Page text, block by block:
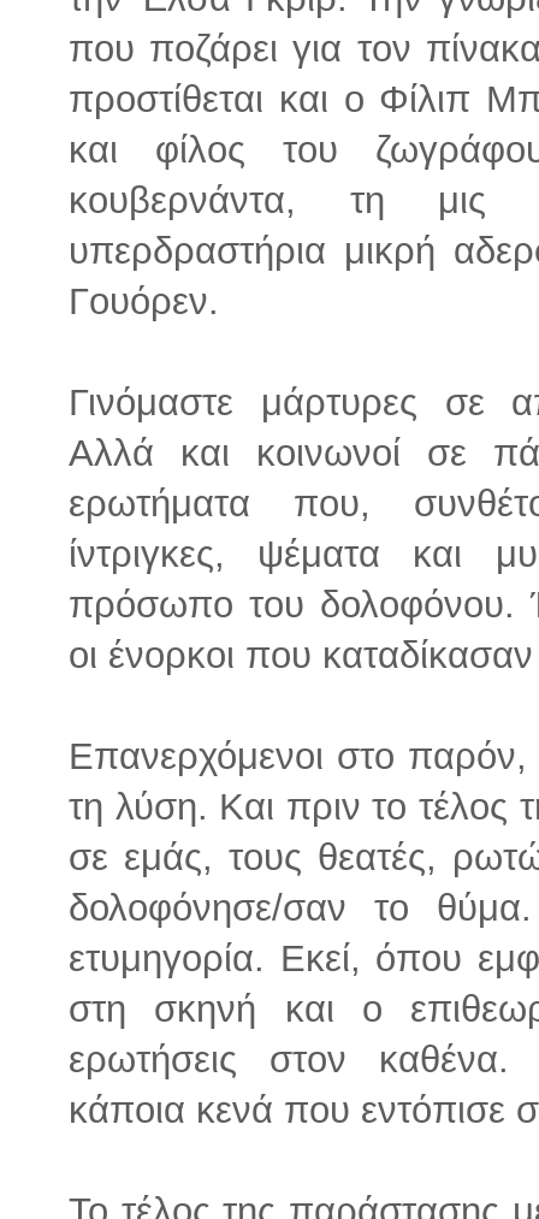
που ποζάρει για τον
προστίθεται και ο Φίλιπ
και φίλος του
κουβερνάντα, τη
υπερδραστήρια μικρή
Γουόρεν.
Γινόμαστε μάρτυρες σε
Αλλά και κοινωνοί σε
ερωτήματα που,
ίντριγκες, ψέματα και
πρόσωπο του δολοφόνου.
οι ένορκοι που
Επανερχόμενοι στο παρόν,
τη λύση. Και πριν το
σε εμάς, τους θεατές,
δολοφόνησε/σαν το θύμα.
ετυμηγορία. Εκεί, όπου
στη σκηνή και ο
ερωτήσεις στον καθένα.
κάποια κενά που εντόπισε
Το τέλος της παράστασης